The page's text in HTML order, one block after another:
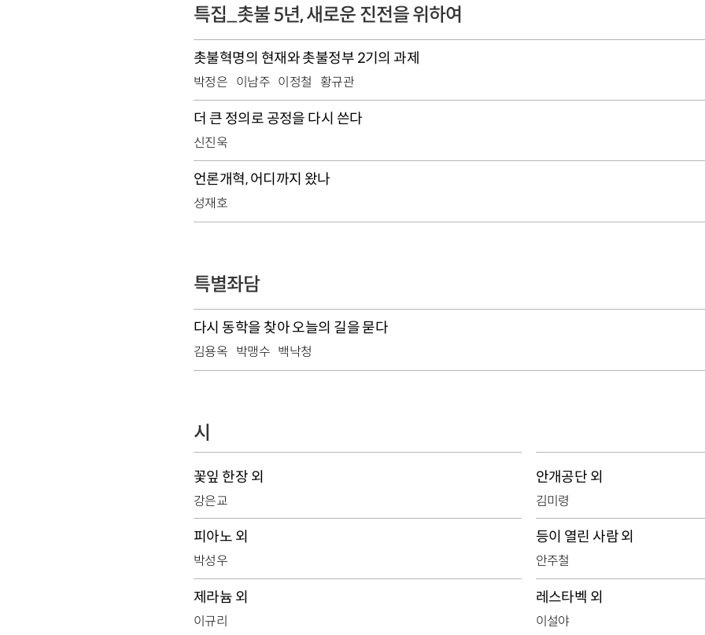
특집_촛불 5년, 새로운 진전을 위하여
촛불혁명의 현재와 촛불정부 2기의 과제
박정은 이남주 이정철 황규관
더 큰 정의로 공정을 다시 쓴다
신진욱
언론개혁, 어디까지 왔나
성재호
특별좌담
다시 동학을 찾아 오늘의 길을 묻다
김용옥 박맹수 백낙청
시
꽃잎 한장 외
강은교
안개공단 외
김미령
피아노 외
박성우
등이 열린 사람 외
안주철
제라늄 외
이규리
레스타벡 외
이설야